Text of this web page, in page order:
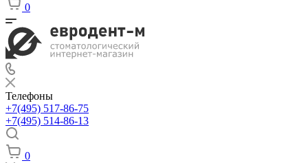
0
Телефоны
+7(495) 517-86-75
+7(495) 514-86-13
0